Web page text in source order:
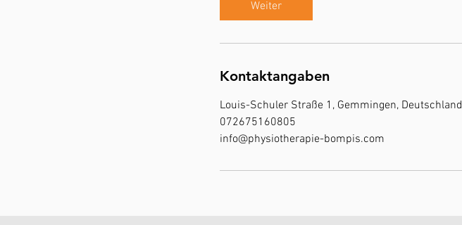
n
Weiter
Kontaktangaben
Louis-Schuler Straße 1, Gemmingen, Deutschland
072675160805
info@physiotherapie-bompis.com